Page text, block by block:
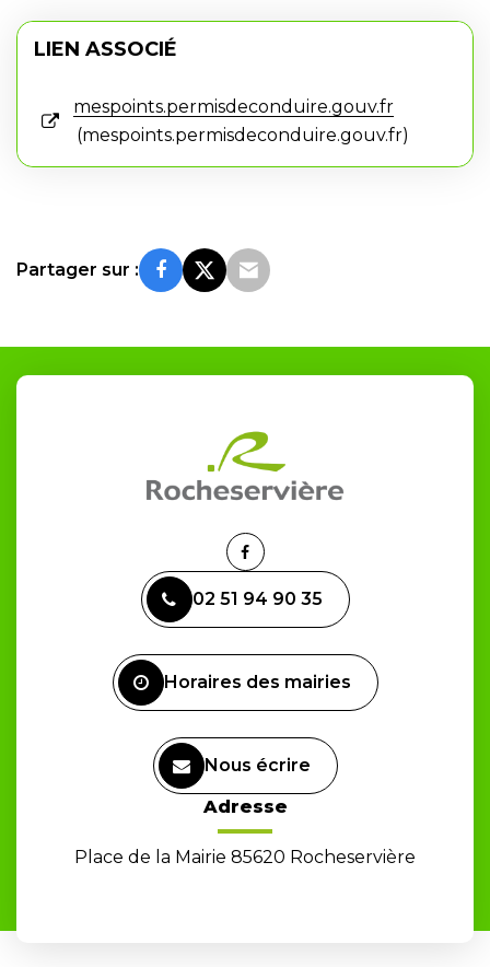
LIEN ASSOCIÉ
mespoints.permisdeconduire.gouv.fr
mespoints.permisdeconduire.gouv.fr
Partager sur :
Lien
le
compte
02 51 94 90 35
Horaires des mairies
Nous écrire
Adresse
Place de la Mairie 85620 Rocheservière